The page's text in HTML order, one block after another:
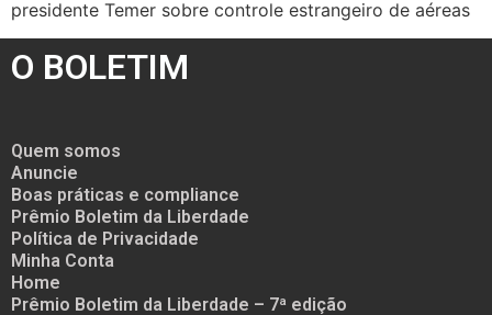
presidente Temer sobre controle estrangeiro de aéreas
O BOLETIM
Quem somos
Anuncie
Boas práticas e compliance
Prêmio Boletim da Liberdade
Política de Privacidade
Minha Conta
Home
Prêmio Boletim da Liberdade – 7ª edição